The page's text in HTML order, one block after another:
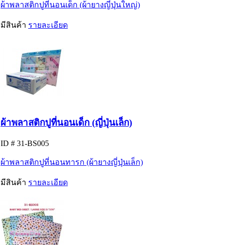
ผ้าพลาสติกปูที่นอนเด็ก (ผ้ายางญี่ปุ่นใหญ่)
มีสินค้า รายละเอียด
ผ้าพลาสติกปูที่นอนเด็ก (ญี่ปุ่นเล็ก)
ID # 31-BS005
ผ้าพลาสติกปูที่นอนทารก (ผ้ายางญี่ปุ่นเล็ก)
มีสินค้า รายละเอียด